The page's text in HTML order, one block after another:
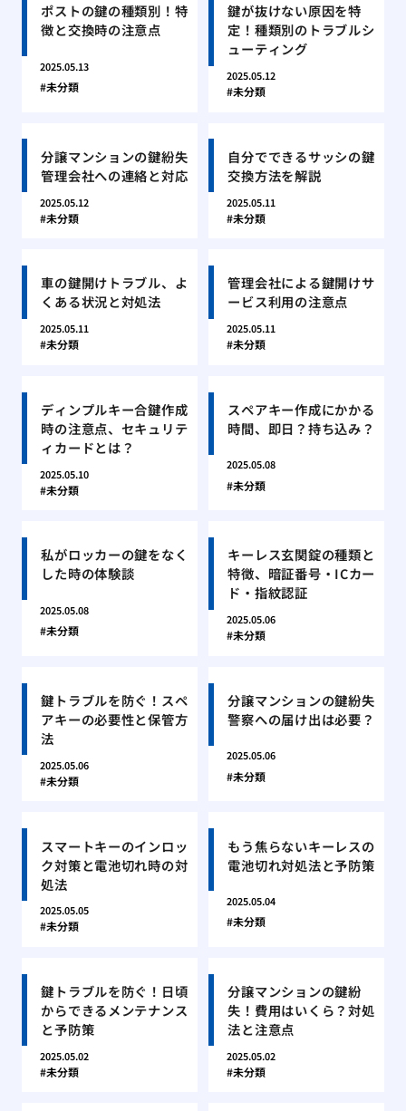
ポストの鍵の種類別！特
徴と交換時の注意点
2025.05.13
未分類
鍵が抜けない原因を特
定！種類別のトラブルシ
ューティング
2025.05.12
未分類
分譲マンションの鍵紛失
管理会社への連絡と対応
2025.05.12
未分類
自分でできるサッシの鍵
交換方法を解説
2025.05.11
未分類
車の鍵開けトラブル、よ
くある状況と対処法
2025.05.11
未分類
管理会社による鍵開けサ
ービス利用の注意点
2025.05.11
未分類
ディンプルキー合鍵作成
時の注意点、セキュリテ
ィカードとは？
2025.05.10
未分類
スペアキー作成にかかる
時間、即日？持ち込み？
2025.05.08
未分類
私がロッカーの鍵をなく
した時の体験談
2025.05.08
未分類
キーレス玄関錠の種類と
特徴、暗証番号・ICカー
ド・指紋認証
2025.05.06
未分類
鍵トラブルを防ぐ！スペ
アキーの必要性と保管方
法
2025.05.06
未分類
分譲マンションの鍵紛失
警察への届け出は必要？
2025.05.06
未分類
スマートキーのインロッ
ク対策と電池切れ時の対
処法
2025.05.05
未分類
もう焦らないキーレスの
電池切れ対処法と予防策
2025.05.04
未分類
鍵トラブルを防ぐ！日頃
からできるメンテナンス
と予防策
2025.05.02
未分類
分譲マンションの鍵紛
失！費用はいくら？対処
法と注意点
2025.05.02
未分類